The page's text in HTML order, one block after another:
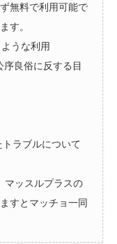
無料で利用可能で
す。
うな利用
良俗に反する目
トラブルについて
マッスルプラスの
すとマッチョ一同